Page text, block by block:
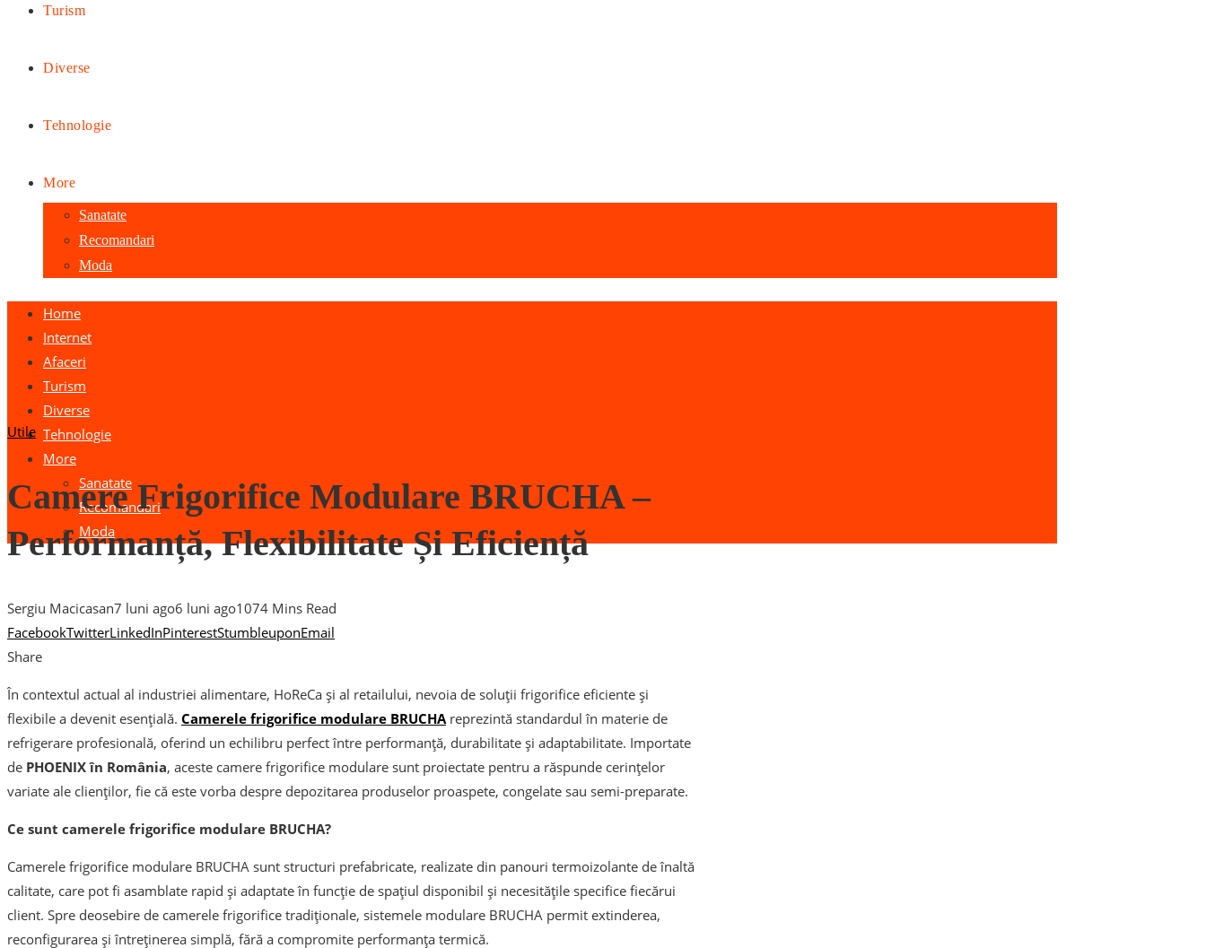
Turism
Diverse
Tehnologie
More
Sanatate
Recomandari
Moda
Home
Internet
Afaceri
Turism
Diverse
Tehnologie
More
Sanatate
Recomandari
Moda
Utile
Camere Frigorifice Modulare BRUCHA –
Performanță, Flexibilitate Și Eficiență
Sergiu Macicasan7 luni ago6 luni ago1074 Mins Read
FacebookTwitterLinkedInPinterestStumbleuponEmail
Share
În contextul actual al industriei alimentare, HoReCa și al retailului, nevoia de soluții frigorifice eficiente și
flexibile a devenit esențială. Camerele frigorifice modulare BRUCHAreprezintă standardul în materie de
refrigerare profesională, oferind un echilibru perfect între performanță, durabilitate și adaptabilitate. Importate
de PHOENIX în România, aceste camere frigorifice modulare sunt proiectate pentru a răspunde cerințelor
variate ale clienților, fie că este vorba despre depozitarea produselor proaspete, congelate sau semi-preparate.
Ce sunt camerele frigorifice modulare BRUCHA?
Camerele frigorifice modulare BRUCHA sunt structuri prefabricate, realizate din panouri termoizolante de înaltă
calitate, care pot fi asamblate rapid și adaptate în funcție de spațiul disponibil și necesitățile specifice fiecărui
client. Spre deosebire de camerele frigorifice tradiționale, sistemele modulare BRUCHA permit extinderea,
reconfigurarea și întreținerea simplă, fără a compromite performanța termică.